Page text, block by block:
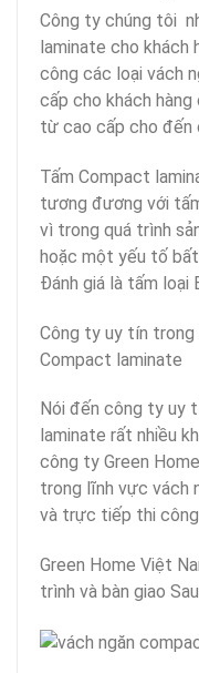
Công ty chúng tôi
laminate cho khách
công các loại vách
cấp cho khách
từ cao cấp cho đến
Tấm Compact
tương đương với
vì trong quá trình
hoặc một yếu tố
Đánh giá là tấm loại
Công ty uy tín
Compact laminate
Nói đến công ty uy
laminate rất nhiều
công ty Green
trong lĩnh vực vách
và trực tiếp thi
Green Home Việt
trình và bàn giao